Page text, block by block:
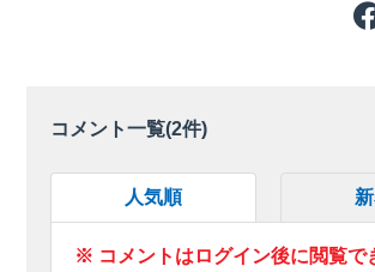
コメント一覧(2件)
人気順
※ コメントはログイン後に閲覧で